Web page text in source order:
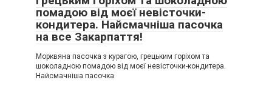
помадою від моєї невісточки-
кондитера. Найсмачніша пасочка
на все Закарпаття!
Морквяна пасочка з курагою, грецьким горіхом та
шоколадною помадою від моєї невісточки-кондитера.
Найсмачніша пасочка